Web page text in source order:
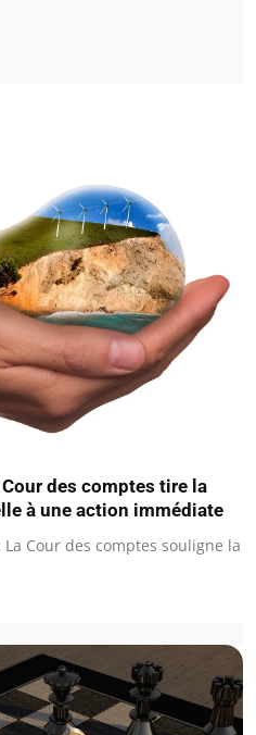
des comptes tire la
à une action immédiate
La Cour des comptes souligne la